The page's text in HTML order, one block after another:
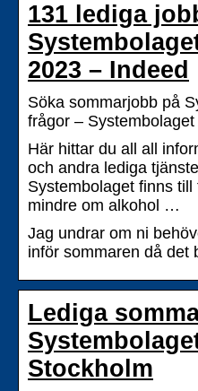
131 lediga
2023 – Indeed
Söka sommarjobb på
frågor – Systembolaget
Här hittar du all all
och andra lediga
Systembolaget finns
mindre om alkohol …
Jag undrar om ni
inför sommaren då det
Lediga
Stockholm